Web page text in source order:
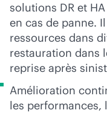
solutions DR et
en cas de panne.
ressources dans
restauration dans
reprise après
Amélioration
les performances,